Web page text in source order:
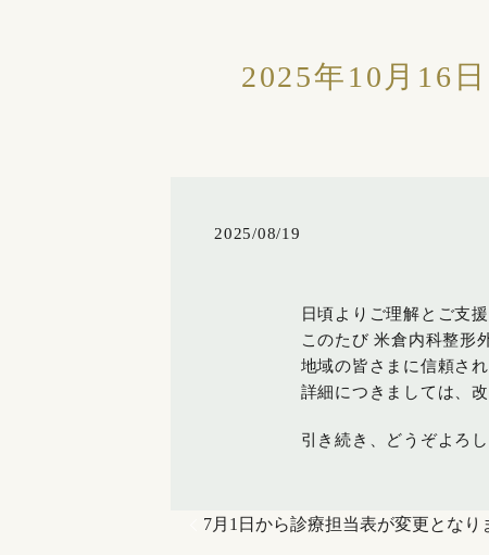
2025年10月16
2025/08/19
日頃よりご理解とご支
このたび 米倉内科整形
地域の皆さまに信頼さ
詳細につきましては、
引き続き、どうぞよろ
7月1日から診療担当表が変更となり